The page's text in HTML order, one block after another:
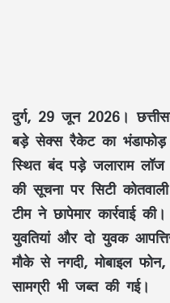
दुर्ग, 29 जून 2026।
बड़े सेक्स रैकेट का भंडाफोड़
स्थित बंद पड़े जलाराम लॉज
की सूचना पर सिटी
टीम ने छापेमार कार्रवाई
युवतियां और दो युवक
मौके से नगदी, मोबाइल
सामग्री भी जब्त की गई।